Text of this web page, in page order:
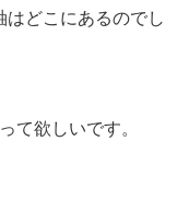
どこにあるのでし
て欲しいです。